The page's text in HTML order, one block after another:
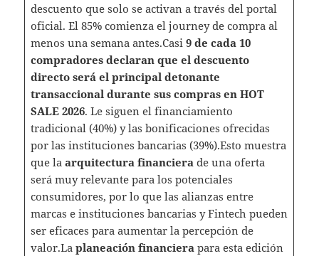
descuento que solo se activan a través del portal
oficial. El 85% comienza el journey de compra al
menos una semana antes.Casi 9 de cada 10
compradores declaran que el descuento
directo será el principal detonante
transaccional durante sus compras en HOT
SALE 2026. Le siguen el financiamiento
tradicional (40%) y las bonificaciones ofrecidas
por las instituciones bancarias (39%).Esto muestra
que la arquitectura financiera de una oferta
será muy relevante para los potenciales
consumidores, por lo que las alianzas entre
marcas e instituciones bancarias y Fintech pueden
ser eficaces para aumentar la percepción de
valor.La planeación financiera para esta edición